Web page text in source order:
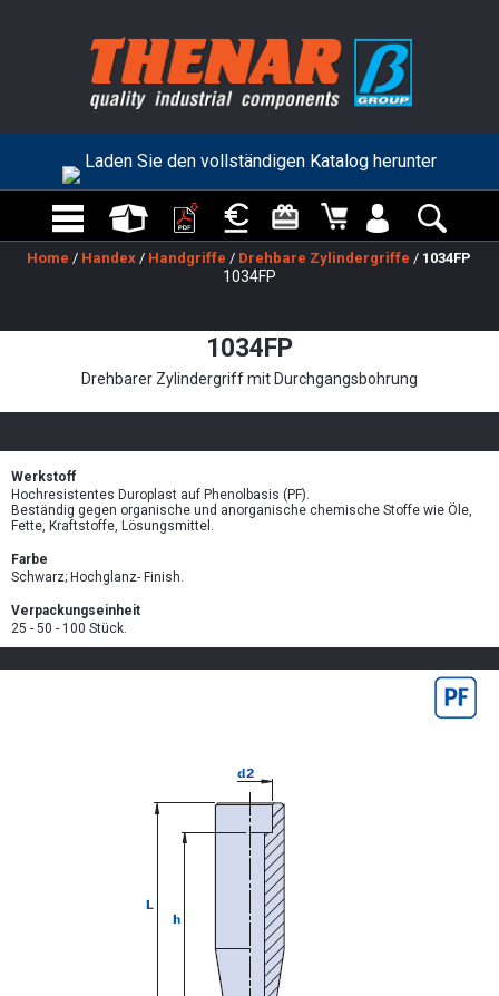
Laden Sie den vollständigen Katalog herunter
Home / Handex / Handgriffe / Drehbare Zylindergriffe / 1034FP
1034FP
1034FP
Drehbarer Zylindergriff mit Durchgangsbohrung
Werkstoff
Hochresistentes Duroplast auf Phenolbasis (PF).
Beständig gegen organische und anorganische chemische Stoffe wie Öle,
Fette, Kraftstoffe, Lösungsmittel.
Farbe
Schwarz; Hochglanz- Finish.
Verpackungseinheit
25 - 50 - 100 Stück.